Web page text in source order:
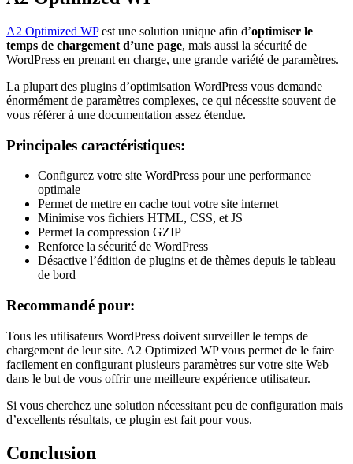
A2 Optimized WPest une solution unique afin d’optimiser le
temps de chargement d’une page, mais aussi la sécurité de
WordPress en prenant en charge, une grande variété de paramètres.
La plupart des plugins d’optimisation WordPress vous demande
énormément de paramètres complexes, ce qui nécessite souvent de
vous référer à une documentation assez étendue.
Principales caractéristiques:
Configurez votre site WordPress pour une performance
optimale
Permet de mettre en cache tout votre site internet
Minimise vos fichiers HTML, CSS, et JS
Permet la compression GZIP
Renforce la sécurité de WordPress
Désactive l’édition de plugins et de thèmes depuis le tableau
de bord
Recommandé pour:
Tous les utilisateurs WordPress doivent surveiller le temps de
chargement de leur site. A2 Optimized WP vous permet de le faire
facilement en configurant plusieurs paramètres sur votre site Web
dans le but de vous offrir une meilleure expérience utilisateur.
Si vous cherchez une solution nécessitant peu de configuration mais
d’excellents résultats, ce plugin est fait pour vous.
Conclusion